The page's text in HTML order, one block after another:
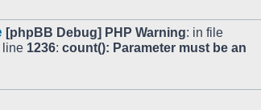
[phpBB Debug] PHP Warning: in file
line 1236: count(): Parameter must be an